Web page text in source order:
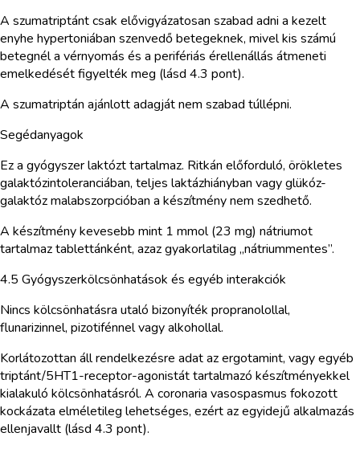
A szumatriptánt csak elővigyázatosan szabad adni a kezelt
enyhe hypertoniában szenvedő betegeknek, mivel kis számú
betegnél a vérnyomás és a perifériás érellenállás átmeneti
emelkedését figyelték meg (lásd 4.3 pont).
A szumatriptán ajánlott adagját nem szabad túllépni.
Segédanyagok
Ez a gyógyszer laktózt tartalmaz. Ritkán előforduló, örökletes
galaktózintoleranciában, teljes laktázhiányban vagy glükóz-
galaktóz malabszorpcióban a készítmény nem szedhető.
A készítmény kevesebb mint 1 mmol (23 mg) nátriumot
tartalmaz tablettánként, azaz gyakorlatilag „nátriummentes”.
4.5 Gyógyszerkölcsönhatások és egyéb interakciók
Nincs kölcsönhatásra utaló bizonyíték propranolollal,
flunarizinnel, pizotifénnel vagy alkohollal.
Korlátozottan áll rendelkezésre adat az ergotamint, vagy egyéb
triptánt/5HT1-receptor-agonistát tartalmazó készítményekkel
kialakuló kölcsönhatásról. A coronaria vasospasmus fokozott
kockázata elméletileg lehetséges, ezért az egyidejű alkalmazás
ellenjavallt (lásd 4.3 pont).